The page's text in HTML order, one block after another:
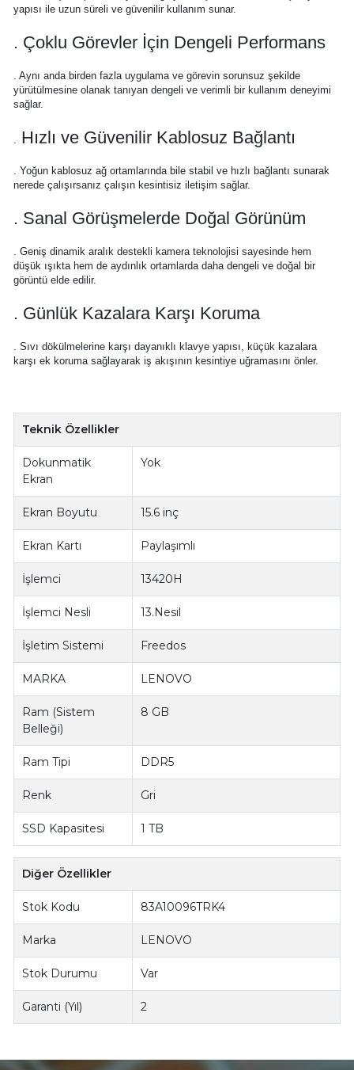
yapısı ile uzun süreli ve güvenilir kullanım sunar.
. Çoklu Görevler İçin Dengeli Performans
. Aynı anda birden fazla uygulama ve görevin sorunsuz şekilde
yürütülmesine olanak tanıyan dengeli ve verimli bir kullanım deneyimi
sağlar.
Hızlı ve Güvenilir Kablosuz Bağlantı
. Yoğun kablosuz ağ ortamlarında bile stabil ve hızlı bağlantı sunarak
nerede çalışırsanız çalışın kesintisiz iletişim sağlar.
. Sanal Görüşmelerde Doğal Görünüm
. Geniş dinamik aralık destekli kamera teknolojisi sayesinde hem
düşük ışıkta hem de aydınlık ortamlarda daha dengeli ve doğal bir
görüntü elde edilir.
. Günlük Kazalara Karşı Koruma
. Sıvı dökülmelerine karşı dayanıklı klavye yapısı, küçük kazalara
karşı ek koruma sağlayarak iş akışının kesintiye uğramasını önler.
Teknik Özellikler
Dokunmatik
Ekran
Yok
Ekran Boyutu 15.6 inç
Ekran Kartı Paylaşımlı
İşlemci 13420H
İşlemci Nesli 13.Nesil
İşletim Sistemi Freedos
MARKA LENOVO
Ram (Sistem
Belleği)
8 GB
Ram Tipi DDR5
Renk Gri
SSD Kapasitesi 1 TB
Diğer Özellikler
Stok Kodu 83A10096TRK4
Marka LENOVO
Stok Durumu Var
Garanti (Yıl) 2